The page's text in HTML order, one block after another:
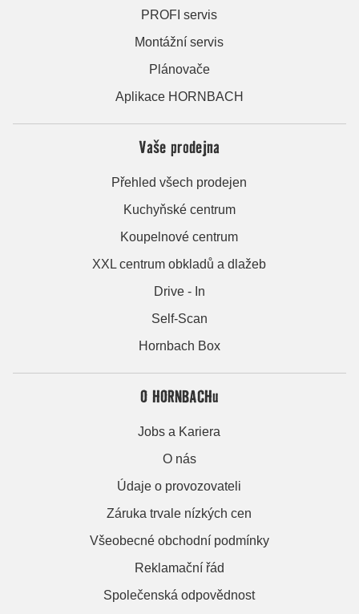
PROFI servis
Montážní servis
Plánovače
Aplikace HORNBACH
Vaše prodejna
Přehled všech prodejen
Kuchyňské centrum
Koupelnové centrum
XXL centrum obkladů a dlažeb
Drive - In
Self-Scan
Hornbach Box
O HORNBACHu
Jobs a Kariera
O nás
Údaje o provozovateli
Záruka trvale nízkých cen
Všeobecné obchodní podmínky
Reklamační řád
Společenská odpovědnost